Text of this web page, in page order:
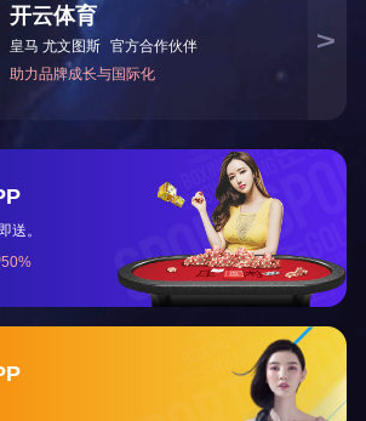
机械行业创新型先进企业
缘材料副理事长单位